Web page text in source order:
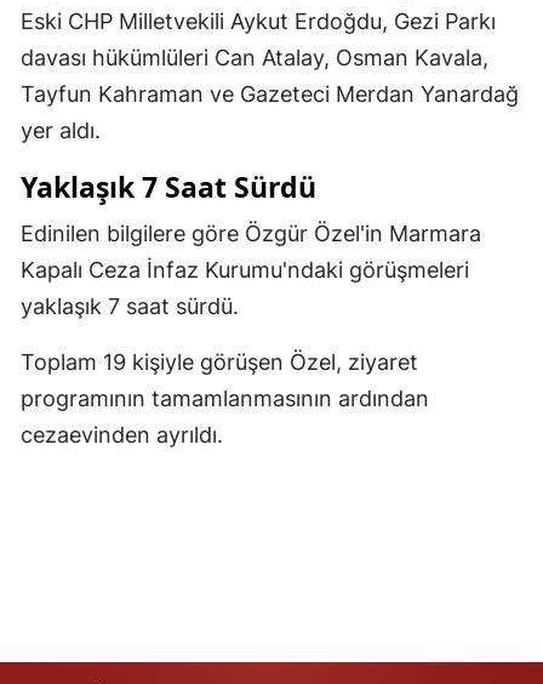
Sinop
Tokat
Trabzon
Tunceli
Uşak
Eski CHP Milletvekili Aykut Erdoğdu, Gezi Parkı
davası hükümlüleri Can Atalay, Osman Kavala,
Tayfun Kahraman ve Gazeteci Merdan Yanardağ
yer aldı.
Yaklaşık 7 Saat Sürdü
Edinilen bilgilere göre Özgür Özel'in Marmara
Kapalı Ceza İnfaz Kurumu'ndaki görüşmeleri
yaklaşık 7 saat sürdü.
Toplam 19 kişiyle görüşen Özel, ziyaret
programının tamamlanmasının ardından
cezaevinden ayrıldı.